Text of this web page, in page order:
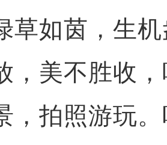
草如茵，生
，美不胜收
，拍照游玩